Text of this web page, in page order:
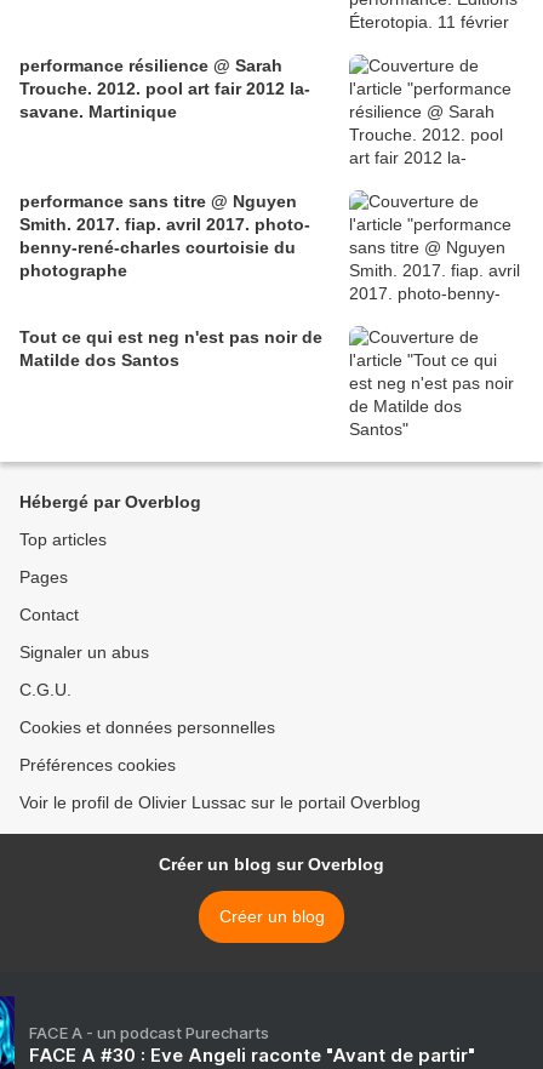
performance résilience @ Sarah
Trouche. 2012. pool art fair 2012 la-
savane. Martinique
performance sans titre @ Nguyen
Smith. 2017. fiap. avril 2017. photo-
benny-rené-charles courtoisie du
photographe
Tout ce qui est neg n'est pas noir de
Matilde dos Santos
Hébergé par Overblog
Top articles
Pages
Contact
Signaler un abus
C.G.U.
Cookies et données personnelles
Préférences cookies
Voir le profil de Olivier Lussac sur le portail Overblog
Créer un blog sur Overblog
Créer un blog
FACE A - un podcast Purecharts
FACE A #30 : Eve Angeli raconte "Avant de partir"